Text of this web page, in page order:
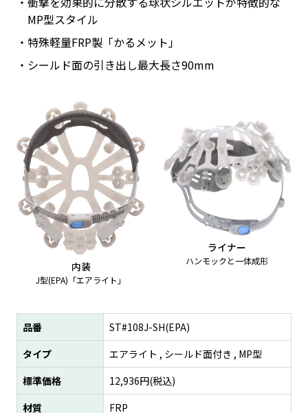
MP型スタイル
特殊軽量FRP製「かるメット」
シールド面の引き出し最大長さ90mm
内装
J型(EPA)「エアライト」
ライナー
ハンモックと一体成形
品番
ST#108J-SH(EPA)
タイプ
エアライト , シールド面付き , MP型
標準価格
12,936円(税込)
材質
FRP